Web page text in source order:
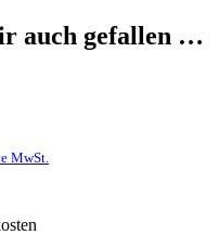
auch gefallen …
MwSt.